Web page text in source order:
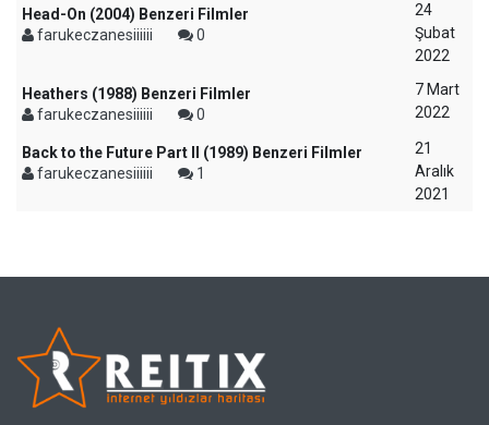
Head-On (2004) Benzeri Filmler
farukeczanesiiiiii
0
24
Şubat
2022
Heathers (1988) Benzeri Filmler
farukeczanesiiiiii
0
7 Mart
2022
Back to the Future Part II (1989) Benzeri Filmler
farukeczanesiiiiii
1
21
Aralık
2021